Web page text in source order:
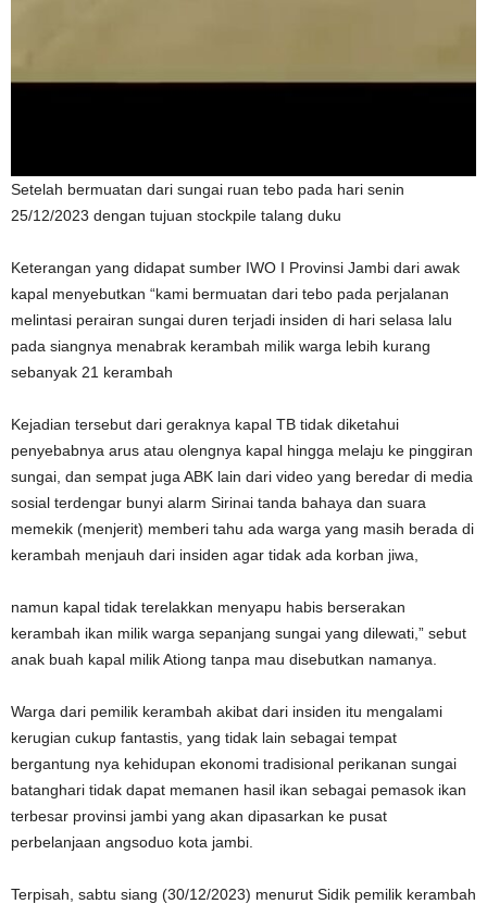
Setelah bermuatan dari sungai ruan tebo pada hari senin
25/12/2023 dengan tujuan stockpile talang duku
Keterangan yang didapat sumber IWO I Provinsi Jambi dari awak
kapal menyebutkan “kami bermuatan dari tebo pada perjalanan
melintasi perairan sungai duren terjadi insiden di hari selasa lalu
pada siangnya menabrak kerambah milik warga lebih kurang
sebanyak 21 kerambah
Kejadian tersebut dari geraknya kapal TB tidak diketahui
penyebabnya arus atau olengnya kapal hingga melaju ke pinggiran
sungai, dan sempat juga ABK lain dari video yang beredar di media
sosial terdengar bunyi alarm Sirinai tanda bahaya dan suara
memekik (menjerit) memberi tahu ada warga yang masih berada di
kerambah menjauh dari insiden agar tidak ada korban jiwa,
namun kapal tidak terelakkan menyapu habis berserakan
kerambah ikan milik warga sepanjang sungai yang dilewati,” sebut
anak buah kapal milik Ationg tanpa mau disebutkan namanya.
Warga dari pemilik kerambah akibat dari insiden itu mengalami
kerugian cukup fantastis, yang tidak lain sebagai tempat
bergantung nya kehidupan ekonomi tradisional perikanan sungai
batanghari tidak dapat memanen hasil ikan sebagai pemasok ikan
terbesar provinsi jambi yang akan dipasarkan ke pusat
perbelanjaan angsoduo kota jambi.
Terpisah, sabtu siang (30/12/2023) menurut Sidik pemilik kerambah